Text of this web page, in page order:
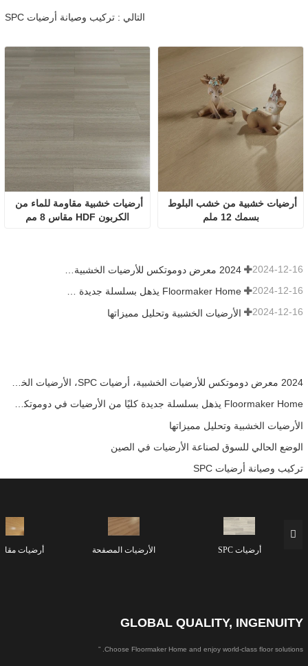
التالي : تركيب وصيانة أرضيات SPC
الكربون HDF مقاس 8 مم
بسمك 12 ملم
2024-12-16
Floormaker Home يذهل بسلسلة جديدة كليًا من الأرضيات في دوموتكس آسيا 2024 2024-12-16
الأرضيات الخشبية وتحليل مميزاتها 2024-12-16
Floormaker Home يذهل بسلسلة جديدة كليًا من الأرضيات في دوموتكس آسيا 2024
الأرضيات الخشبية وتحليل مميزاتها
الوضع الحالي للسوق لصناعة الأرضيات في الصين
تركيب وصيانة أرضيات SPC
أرضيات SPC الأرضيات المصفحة أرضيات
GLOBAL QUALITY, INGENUITY
Choose Floormaker Home and enjoy world-class floor solutions. ”